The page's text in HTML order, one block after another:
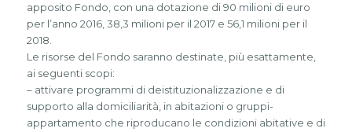
apposito Fondo, con una dotazione di 90 milioni di euro
per l’anno 2016, 38,3 milioni per il 2017 e 56,1 milioni per il
2018.
Le risorse del Fondo saranno destinate, più esattamente,
ai seguenti scopi:
– attivare programmi di deistituzionalizzazione e di
supporto alla domiciliarità, in abitazioni o gruppi-
appartamento che riproducano le condizioni abitative e di